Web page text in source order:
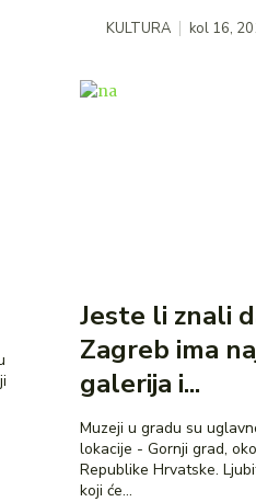
KULTURA kol 16,
Jeste li znali
Zagreb ima
galerija i...
Muzeji u gradu su
lokacije - Gornji grad,
Republike Hrvatske.
koji će...